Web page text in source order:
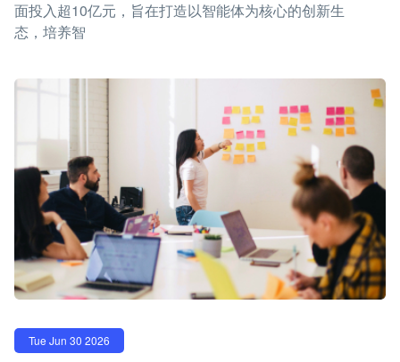
面投入超10亿元，旨在打造以智能体为核心的创新生
态，培养智
Tue Jun 30 2026